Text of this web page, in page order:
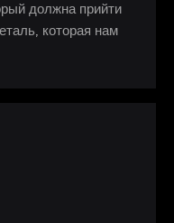
должна прийти
которая нам